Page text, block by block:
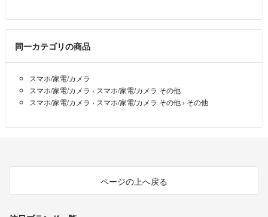
同一カテゴリの商品
スマホ/家電/カメラ
スマホ/家電/カメラ › スマホ/家電/カメラ その他
スマホ/家電/カメラ › スマホ/家電/カメラ その他 › その他
ページの上へ戻る